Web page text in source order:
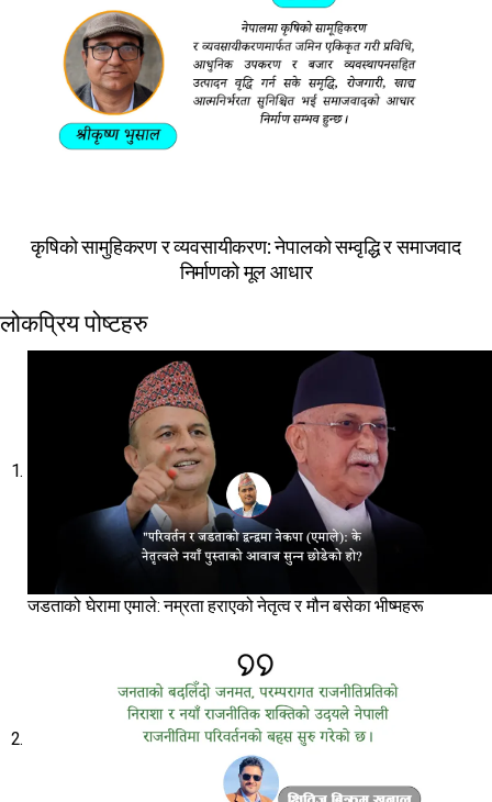
कृषिको सामुहिकरण र व्यवसायीकरण: नेपालको सम्वृद्धि र समाजवाद
निर्माणको मूल आधार
लोकप्रिय पोष्टहरु
जडताको घेरामा एमाले: नम्रता हराएको नेतृत्व र मौन बसेका भीष्महरू